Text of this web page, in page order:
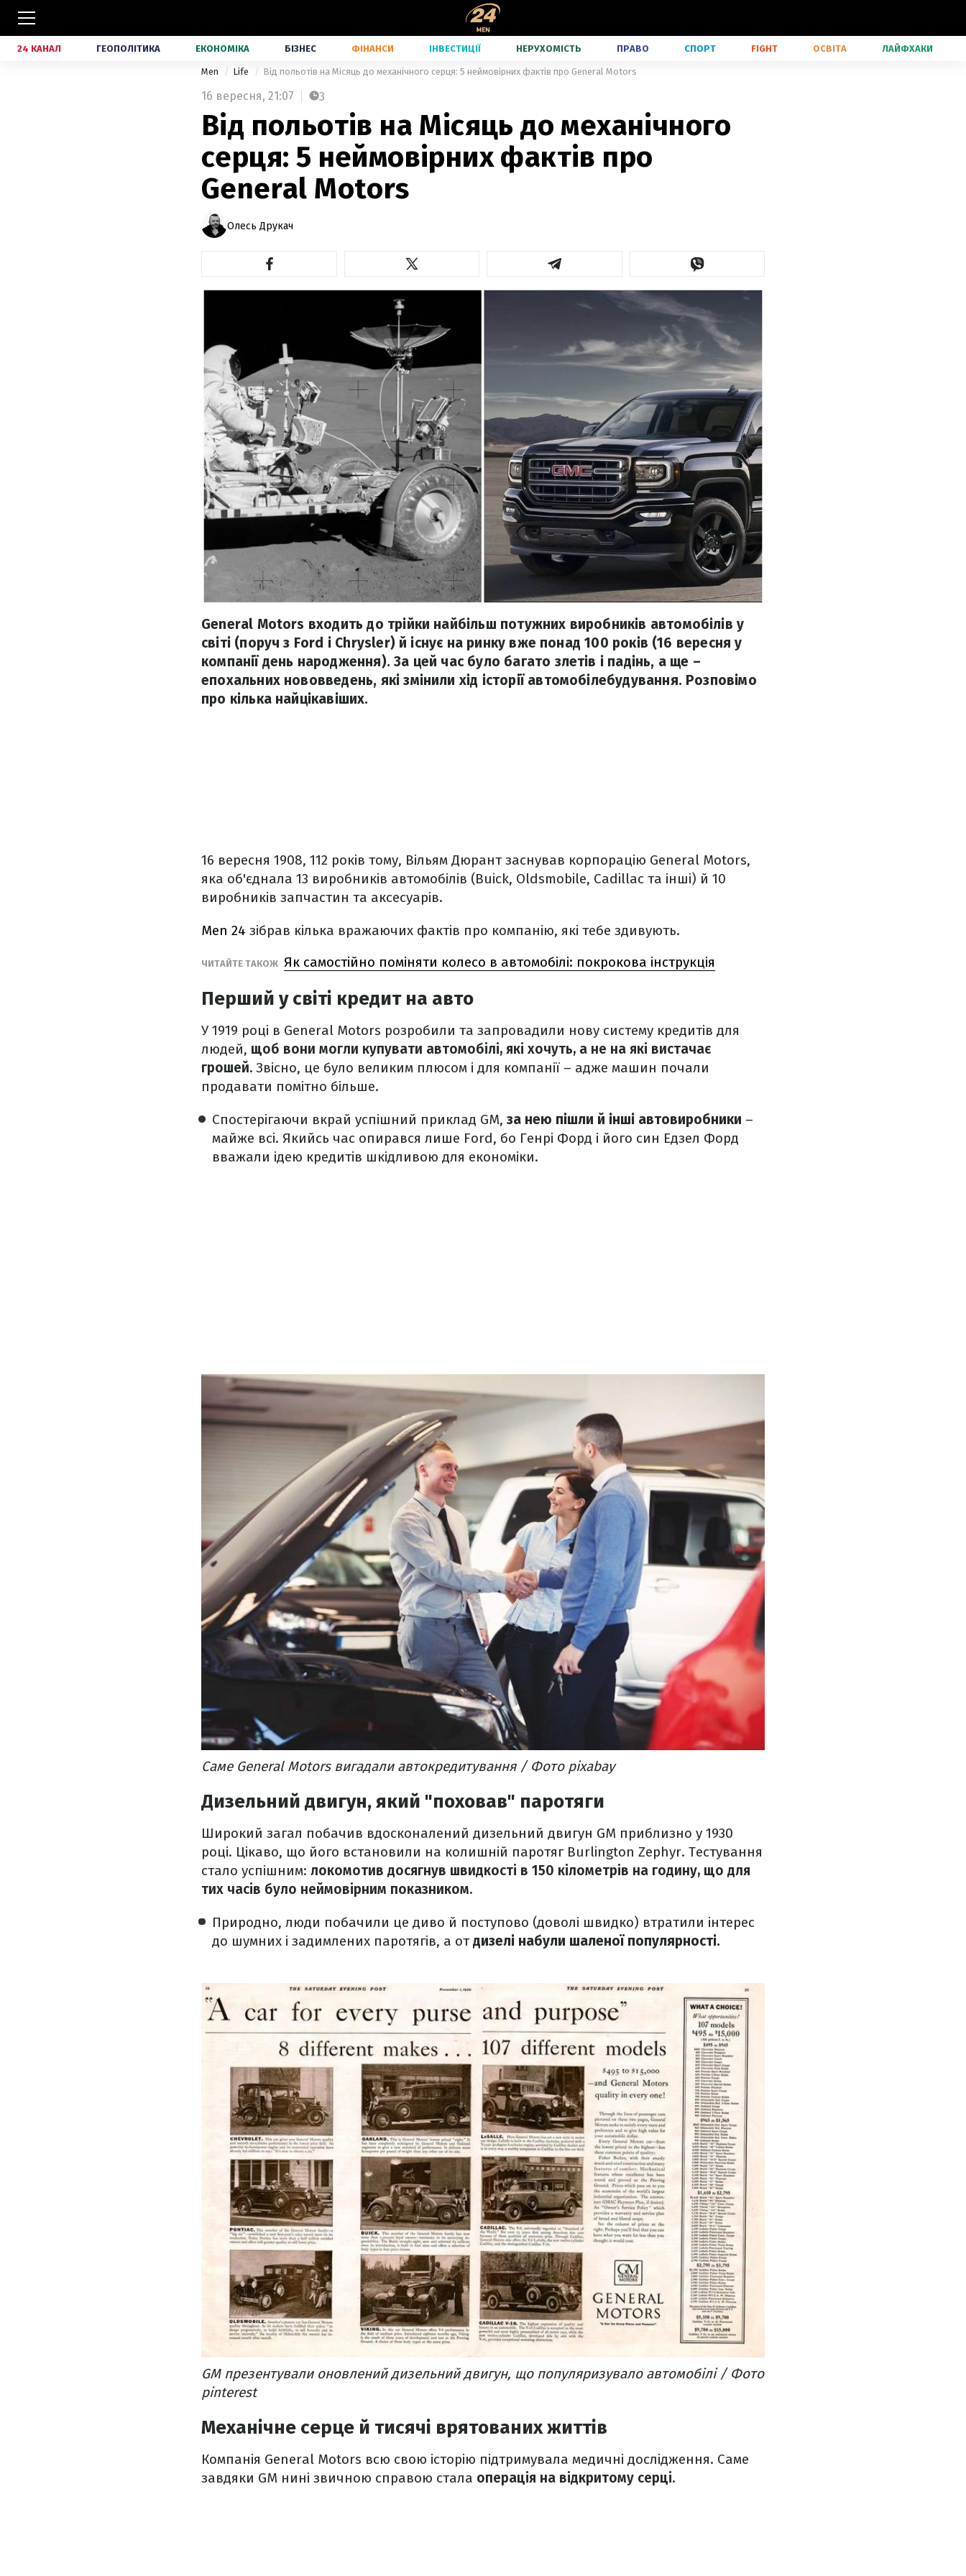
24 КАНАЛ ГЕОПОЛІТИКА ЕКОНОМІКА БІЗНЕС ФІНАНСИ ІНВЕСТИЦІЇ НЕРУХОМІСТЬ ПРАВО СПОРТ FIGHT ОСВІТА ЛАЙФХАКИ
Men Life Від польотів на Місяць до механічного серця: 5 неймовірних фактів про General Motors
16 вересня, 21:07 3
Від польотів на Місяць до механічного
серця: 5 неймовірних фактів про
General Motors
Олесь Друкач
General Motors входить до трійки найбільш потужних виробників автомобілів у
світі (поруч з Ford і Chrysler) й існує на ринку вже понад 100 років (16 вересня у
компанії день народження). За цей час було багато злетів і падінь, а ще –
епохальних нововведень, які змінили хід історії автомобілебудування. Розповімо
про кілька найцікавіших.
16 вересня 1908, 112 років тому, Вільям Дюрант заснував корпорацію General Motors,
яка об'єднала 13 виробників автомобілів (Buick, Oldsmobile, Cadillac та інші) й 10
виробників запчастин та аксесуарів.
Men 24 зібрав кілька вражаючих фактів про компанію, які тебе здивують.
ЧИТАЙТЕ ТАКОЖ Як самостійно поміняти колесо в автомобілі: покрокова інструкція
Перший у світі кредит на авто
У 1919 році в General Motors розробили та запровадили нову систему кредитів для
людей, щоб вони могли купувати автомобілі, які хочуть, а не на які вистачає
грошей. Звісно, це було великим плюсом і для компанії – адже машин почали
продавати помітно більше.
Спостерігаючи вкрай успішний приклад GM, за нею пішли й інші автовиробники –
майже всі. Якийсь час опирався лише Ford, бо Генрі Форд і його син Едзел Форд
вважали ідею кредитів шкідливою для економіки.
Саме General Motors вигадали автокредитування / Фото pixabay
Дизельний двигун, який "поховав" паротяги
Широкий загал побачив вдосконалений дизельний двигун GM приблизно у 1930
році. Цікаво, що його встановили на колишній паротяг Burlington Zephyr. Тестування
стало успішним: локомотив досягнув швидкості в 150 кілометрів на годину, що для
тих часів було неймовірним показником.
Природно, люди побачили це диво й поступово (доволі швидко) втратили інтерес
до шумних і задимлених паротягів, а отдизелі набули шаленої популярності.
GM презентували оновлений дизельний двигун, що популяризувало автомобілі / Фото
pinterest
Механічне серце й тисячі врятованих життів
Компанія General Motors всю свою історію підтримувала медичні дослідження. Саме
завдяки GM нині звичною справою стала операція на відкритому серці.